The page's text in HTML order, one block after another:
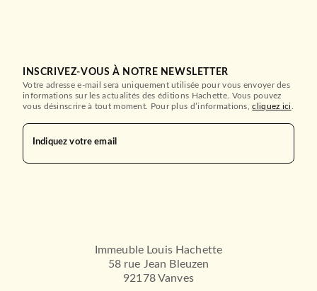
INSCRIVEZ-VOUS À NOTRE NEWSLETTER
Votre adresse e-mail sera uniquement utilisée pour vous envoyer des
informations sur les actualités des éditions Hachette. Vous pouvez
vous désinscrire à tout moment. Pour plus d’informations,cliquez ici
Indiquez votre email
Immeuble Louis Hachette
58 rue Jean Bleuzen
92178 Vanves